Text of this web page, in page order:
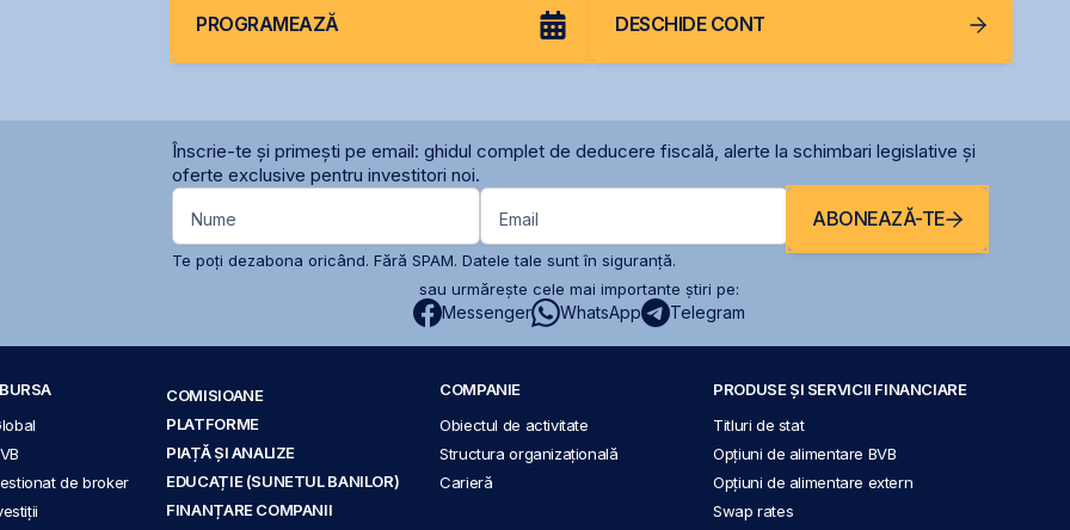
PROGRAMEAZĂ DESCHIDE CONT
Înscrie-te și primești pe email: ghidul complet de deducere fiscală, alerte la schimbari legislative și
oferte exclusive pentru investitori noi.
Nume Email ABONEAZĂ-TE
Te poți dezabona oricând. Fără SPAM. Datele tale sunt în siguranță.
sau urmărește cele mai importante știri pe:
Messenger WhatsApp Telegram
de broker
COMISIOANE
PLATFORME
PIAȚĂ ȘI ANALIZE
EDUCAȚIE (SUNETUL BANILOR)
FINANȚARE COMPANII
COMPANIE
Obiectul de activitate
Structura organizațională
Carieră
PRODUSE ȘI SERVICII FINANCIARE
Titluri de stat
Opțiuni de alimentare BVB
Opțiuni de alimentare extern
Swap rates